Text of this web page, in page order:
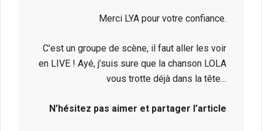
Merci LYA pour votre confiance.
C’est un groupe de scène, il faut aller les voir
en LIVE ! Ayé, j’suis sure que la chanson LOLA
vous trotte déjà dans la tête…
N’hésitez pas aimer et partager l’article